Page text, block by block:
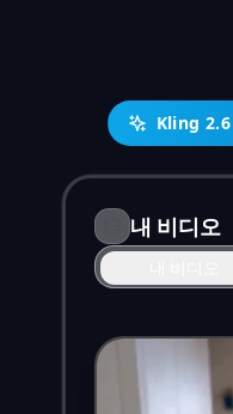
Kling
내 비디오